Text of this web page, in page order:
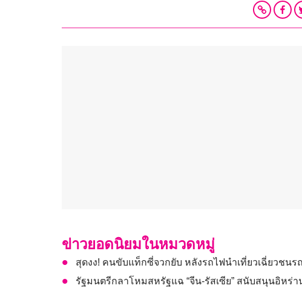
ข่าวยอดนิยมในหมวดหมู่
สุดงง! คนขับแท็กซี่จวกยับ หลังรถไฟนำเที่ยวเฉี่ยวชนร
รัฐมนตรีกลาโหมสหรัฐแฉ “จีน-รัสเซีย” สนับสนุนอิหร่า